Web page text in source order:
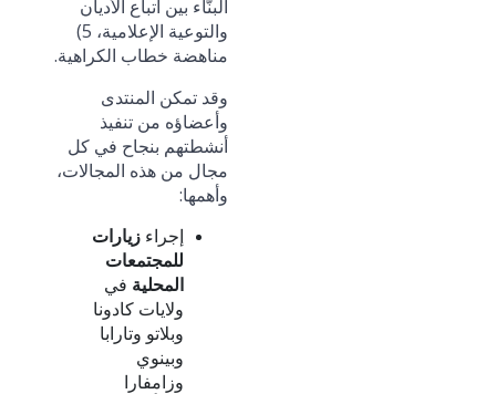
البنَّاء بين أتباع الأديان
والتوعية الإعلامية، 5)
مناهضة خطاب الكراهية.
وقد تمكن المنتدى
وأعضاؤه من تنفيذ
أنشطتهم بنجاح في كل
مجال من هذه المجالات،
وأهمها:
إجراء زيارات
للمجتمعات
المحلية في
ولايات كادونا
وبلاتو وتارابا
وبينوي
وزامفارا